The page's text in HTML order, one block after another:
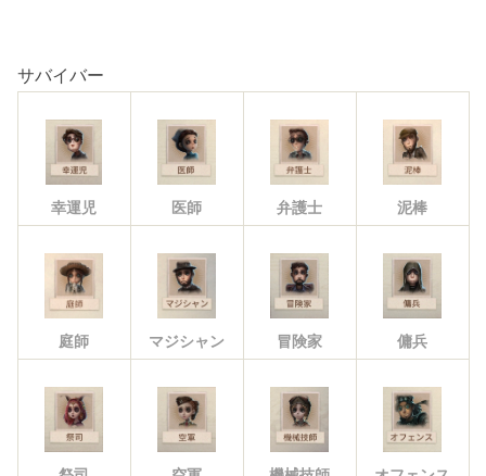
サバイバー
幸運児 医師 弁護士 泥棒
庭師 マジシャン 冒険家 傭兵